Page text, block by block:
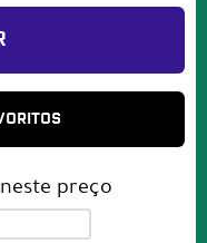
preço